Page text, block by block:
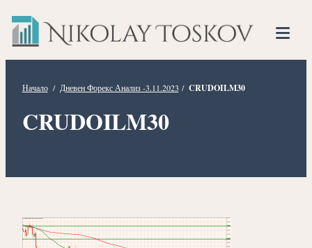
Прескочете
към
съдържанието
Финансов
Начало / Дневен Форекс Анализ -3.11.2023 / CRUDOILM30
CRUDOILM30